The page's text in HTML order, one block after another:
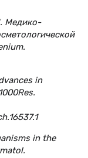
Медико-
in
in the